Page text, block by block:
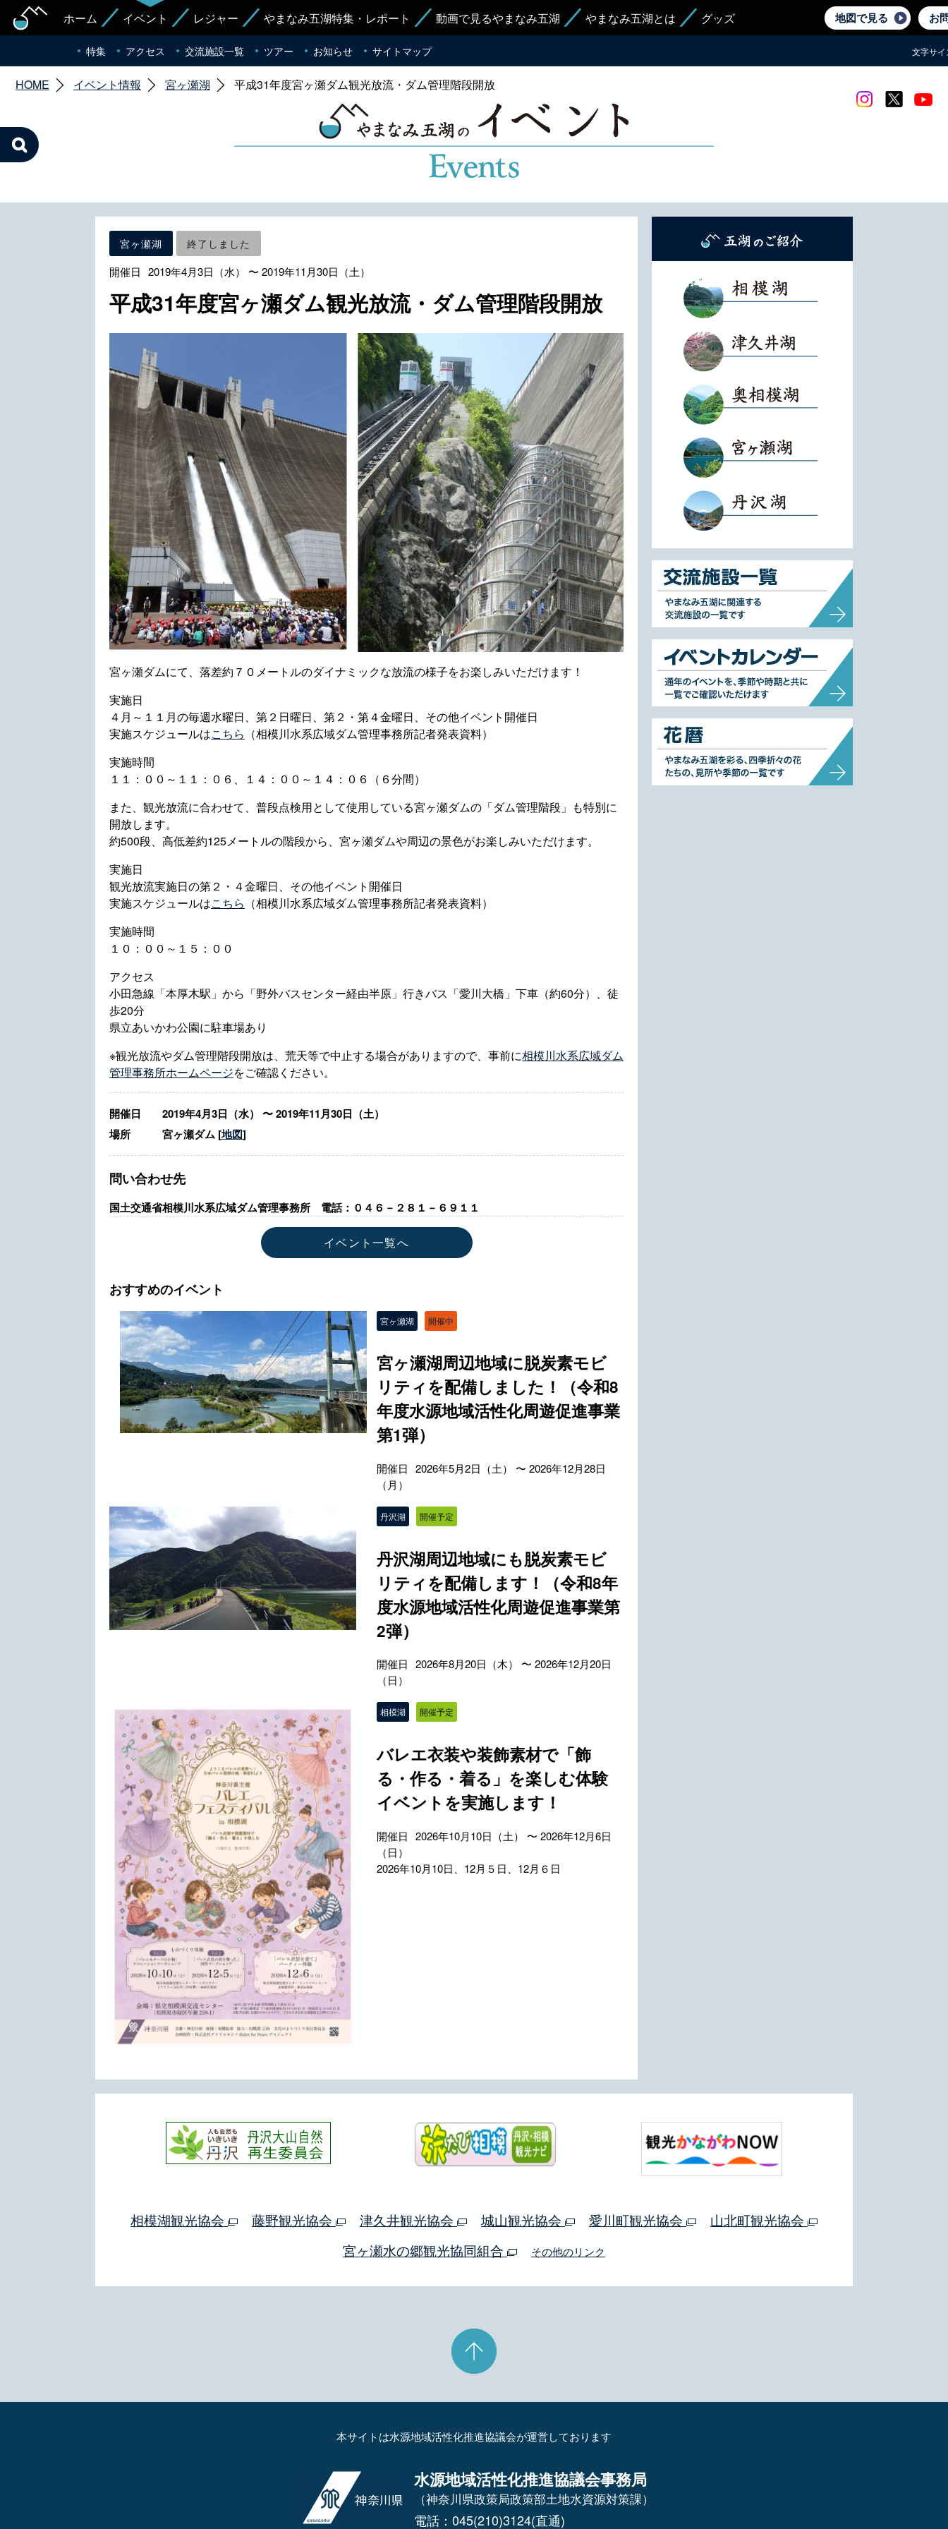
ホーム イベント レジャー やまなみ五湖特集・レポート 動画で見るやまなみ五湖 やまなみ五湖とは グッズ 地図で見る お
特集 アクセス 交流施設一覧 ツアー お知らせ サイトマップ 文字サイ
HOME イベント情報 宮ヶ瀬湖 平成31年度宮ヶ瀬ダム観光放流・ダム管理階段開放
Instagram twitter
宮ヶ瀬湖 終了しました
開催日 2019年4月3日（水） 〜 2019年11月30日（土）
平成31年度宮ヶ瀬ダム観光放流・ダム管理階段開放
宮ヶ瀬ダムにて、落差約７０メートルのダイナミックな放流の様子をお楽しみいただけます！
実施日
４月～１１月の毎週水曜日、第２日曜日、第２・第４金曜日、その他イベント開催日
実施スケジュールはこちら （相模川水系広域ダム管理事務所記者発表資料）
実施時間
１１：００～１１：０６、１４：００～１４：０６（６分間）
また、観光放流に合わせて、普段点検用として使用している宮ヶ瀬ダムの「ダム管理階段」も特別に
開放します。
約500段、高低差約125メートルの階段から、宮ヶ瀬ダムや周辺の景色がお楽しみいただけます。
実施日
観光放流実施日の第２・４金曜日、その他イベント開催日
実施スケジュールはこちら （相模川水系広域ダム管理事務所記者発表資料）
実施時間
１０：００～１５：００
アクセス
小田急線「本厚木駅」から「野外バスセンター経由半原」行きバス「愛川大橋」下車（約60分）、徒
歩20分
県立あいかわ公園に駐車場あり
※観光放流やダム管理階段開放は、荒天等で中止する場合がありますので、事前に相模川水系広域ダム
管理事務所ホームページをご確認ください。
開催日
2019年4月3日（水） 〜 2019年11月30日（土）
場所
宮ヶ瀬ダム [地図]
問い合わせ先
国土交通省相模川水系広域ダム管理事務所 電話：０４６－２８１－６９１１
イベント一覧へ
おすすめのイベント
宮ヶ瀬湖 開催中
宮ヶ瀬湖周辺地域に脱炭素モビ
リティを配備しました！（令和8
年度水源地域活性化周遊促進事業
第1弾）
開催日 2026年5月2日（土） 〜 2026年12月28日
（月）
丹沢湖 開催予定
丹沢湖周辺地域にも脱炭素モビ
リティを配備します！（令和8年
度水源地域活性化周遊促進事業第
2弾）
開催日 2026年8月20日（木） 〜 2026年12月20日
（日）
相模湖 開催予定
バレエ衣装や装飾素材で「飾
る・作る・着る」を楽しむ体験
イベントを実施します！
開催日 2026年10月10日（土） 〜 2026年12月6日
（日）
2026年10月10日、12月５日、12月６日
相模湖観光協会 藤野観光協会 津久井観光協会 城山観光協会 愛川町観光協会
山北町観光協会
宮ヶ瀬水の郷観光協同組合
その他のリンク
本サイトは水源地域活性化推進協議会が運営しております
水源地域活性化推進協議会事務局
（神奈川県政策局政策部土地水資源対策課）
電話：045(210)3124(直通)